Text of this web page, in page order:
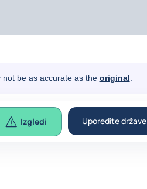
be as accurate as the original
Izgledi Uporedite države